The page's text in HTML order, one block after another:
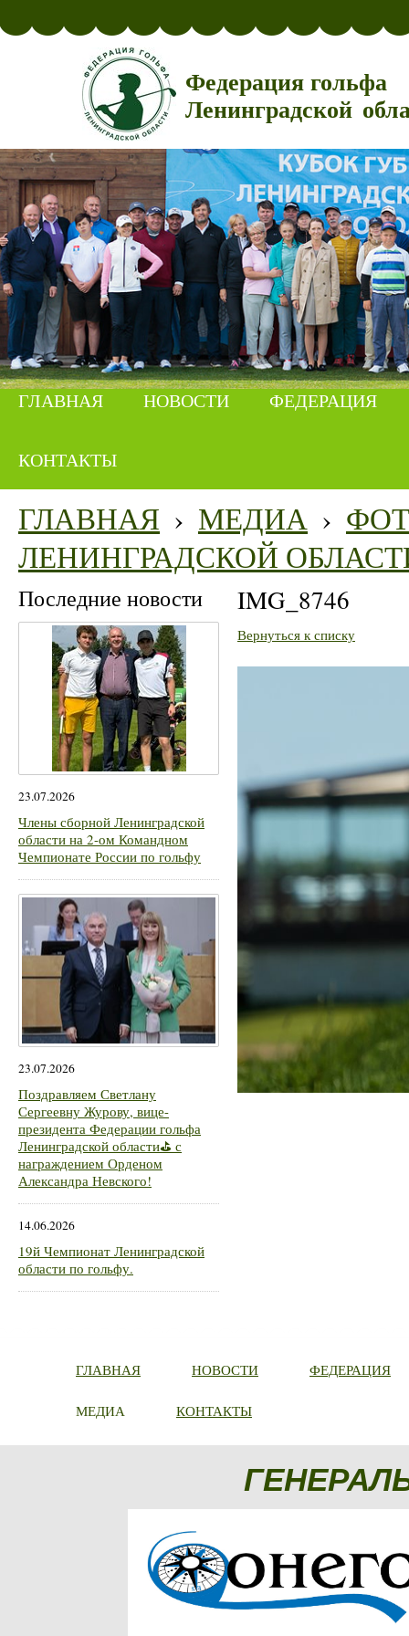
Федерация гольфа
Ленинградской
ГЛАВНАЯ НОВОСТИ ФЕДЕРАЦИЯ
КОНТАКТЫ
ГЛАВНАЯ › МЕДИА ›
ЛЕНИНГРАДСКОЙ
Последние новости
23.07.2026
Члены сборной Ленинградской
области на 2-ом Командном
Чемпионате России по гольфу
23.07.2026
Поздравляем Светлану
Сергеевну Журову, вице-
президента Федерации гольфа
Ленинградской области⛳ с
награждением Орденом
Александра Невского!
14.06.2026
19й Чемпионат Ленинградской
области по гольфу.
IMG_8746
Вернуться к списку
ГЛАВНАЯ НОВОСТИ ФЕДЕРАЦИЯ
МЕДИА КОНТАКТЫ